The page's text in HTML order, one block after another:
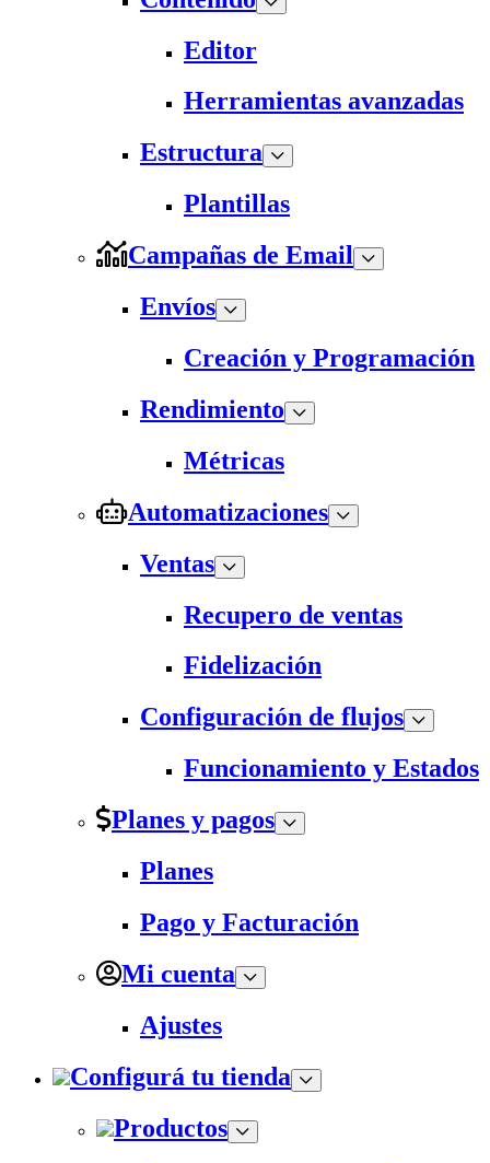
Editor
Herramientas avanzadas
Estructura
Plantillas
Campañas de Email
Envíos
Creación y Programación
Rendimiento
Métricas
Automatizaciones
Ventas
Recupero de ventas
Fidelización
Configuración de flujos
Funcionamiento y Estados
Planes y pagos
Planes
Pago y Facturación
Mi cuenta
Ajustes
Configurá tu tienda
Productos